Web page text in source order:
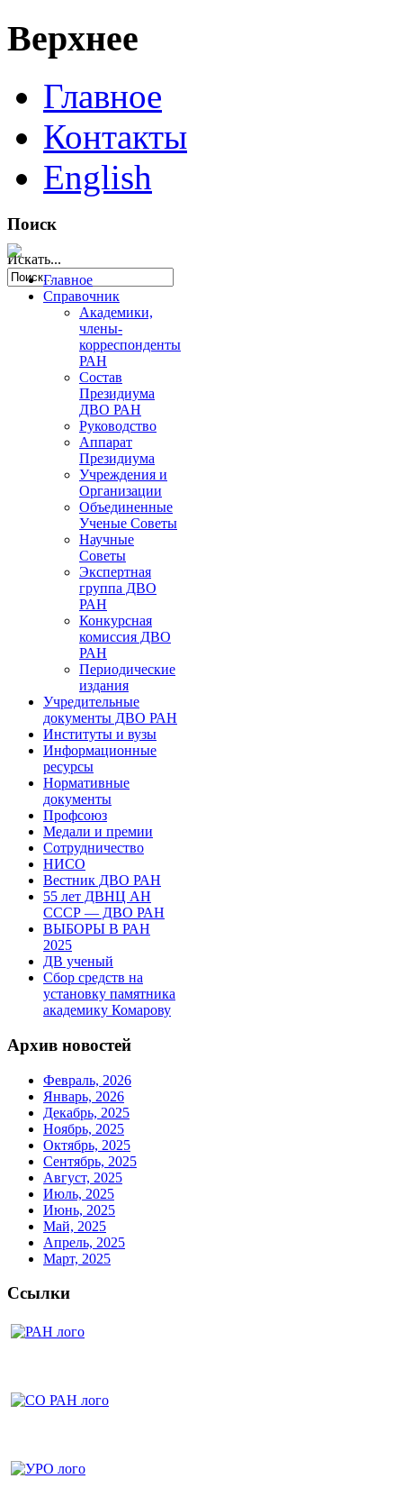
Верхнее
Главное
Контакты
English
Поиск
Искать...
Главное
Справочник
Академики,
члены-
корреспонденты
РАН
Состав
Президиума
ДВО РАН
Руководство
Аппарат
Президиума
Учреждения и
Организации
Объединенные
Ученые Советы
Научные
Советы
Экспертная
группа ДВО
РАН
Конкурсная
комиссия ДВО
РАН
Периодические
издания
Учредительные
документы ДВО РАН
Институты и вузы
Информационные
ресурсы
Нормативные
документы
Профсоюз
Медали и премии
Сотрудничество
НИСО
Вестник ДВО РАН
55 лет ДВНЦ АН
СССР — ДВО РАН
ВЫБОРЫ В РАН
2025
ДВ ученый
Сбор средств на
установку памятника
академику Комарову
Архив новостей
Февраль, 2026
Январь, 2026
Декабрь, 2025
Ноябрь, 2025
Октябрь, 2025
Сентябрь, 2025
Август, 2025
Июль, 2025
Июнь, 2025
Май, 2025
Апрель, 2025
Март, 2025
Ссылки